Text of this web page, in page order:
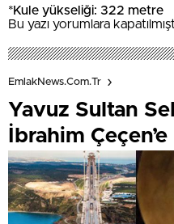
*Kule yükseliği: 322 metre
Bu yazı yorumlara
EmlakNews.com.tr
Yavuz Sultan
İbrahim